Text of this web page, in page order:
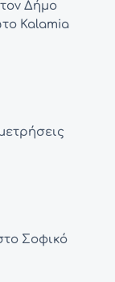
Δήμο
Kalamia
Σοφικό